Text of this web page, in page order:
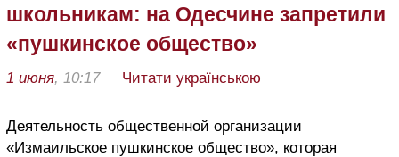
школьникам: на Одесчине запретили
«пушкинское общество»
1 июня, 10:17 Читати українською
Деятельность общественной организации
«Измаильское пушкинское общество», которая